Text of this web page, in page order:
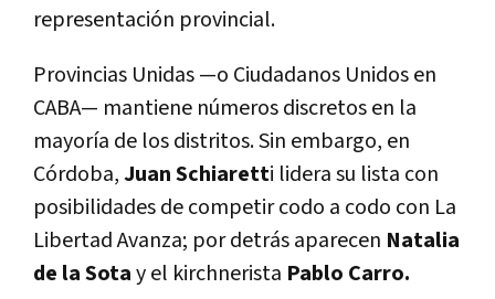
representación provincial.
Provincias Unidas —o Ciudadanos Unidos en
CABA— mantiene números discretos en la
mayoría de los distritos.Sin embargo, en
Córdoba,Juan Schiaretti lidera su lista con
posibilidades de competir codo a codo con La
Libertad Avanza; por detrás aparecen Natalia
de la Sotay el kirchnerista Pablo Carro.